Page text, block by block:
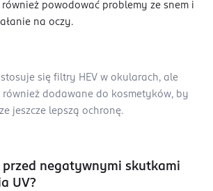
powodować problemy ze snem i
na oczy.
stosuje się filtry HEV w okularach, ale
również dodawane do kosmetyków, by
jeszcze lepszą ochronę.
przed negatywnymi skutkami
UV?